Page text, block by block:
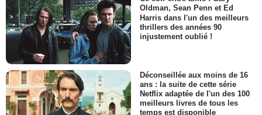
Oldman, Sean Penn et Ed
Harris dans l'un des meilleurs
thrillers des années 90
injustement oublié !
Déconseillée aux moins de 16
ans : la suite de cette série
Netflix adaptée de l'un des 100
meilleurs livres de tous les
temps est disponible